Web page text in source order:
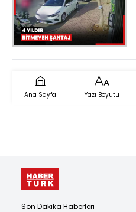
Ana Sayfa Yazı Boyutu
Son Dakika Haberleri